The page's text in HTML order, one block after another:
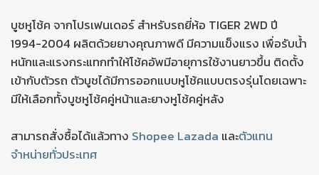
บูชหูโช้ค จากโปรเฟนเดอร์ สำหรับรถยี่ห้อ TIGER 2WD ปี
1994-2004 ผลิตด้วยยางคุณภาพดี มีความแข็งแรง เพื่อรับน้ำ
หนักและแรงกระแทกทำให้โช้คอัพมีอายุการใช้งานยาวขึ้น ติดตั้ง
เข้ากับตัวรถ ตัวบูชได้มีการออกแบบหูโช้คแบบตรงรุ่นโดยเฉพาะ
มีให้เลือกทั้งบูชหูโช้คคู่หน้าและยางหูโช้คคู่หลัง
สามารถสั่งซื้อได้แล้วทาง Shopee Lazada และตัวแทน
จำหน่ายทั่วประเทศ